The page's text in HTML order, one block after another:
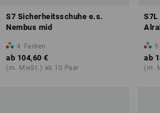
Übersicht der
S7 Sicherheitsschuhe e.s.
Nembus mid
4 Farben
ab 104,60 €
(m. MwSt.) ab 10 Paar
5
ab
(m.